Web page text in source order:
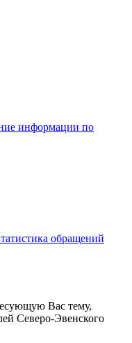
информации по
обращений
Вас тему,
Северо-Эвенского